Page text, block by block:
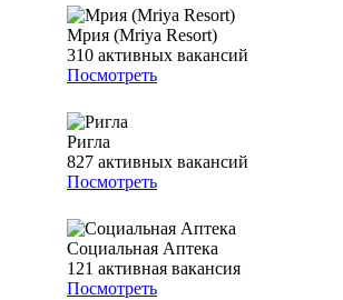
Мрия (Mriya Resort)
310 активных вакансий
Посмотреть
Ригла
827 активных вакансий
Посмотреть
Социальная Аптека
121 активная вакансия
Посмотреть